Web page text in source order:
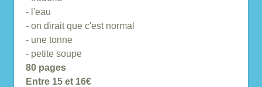
- l'eau
- on dirait que c'est normal
- une tonne
- petite soupe
80 pages
Entre 15 et 16€